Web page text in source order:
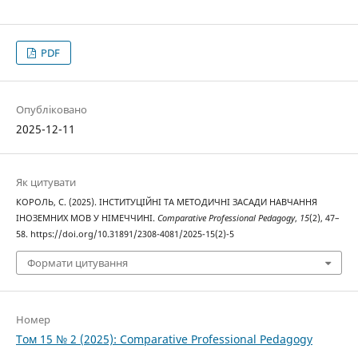
PDF
Опубліковано
2025-12-11
Як цитувати
КОРОЛЬ, С. (2025). ІНСТИТУЦІЙНІ ТА МЕТОДИЧНІ ЗАСАДИ НАВЧАННЯ
ІНОЗЕМНИХ МОВ У НІМЕЧЧИНІ. Comparative Professional Pedagogy, 15(2), 47–
58. https://doi.org/10.31891/2308-4081/2025-15(2)-5
Формати цитування
Номер
Том 15 № 2 (2025): Comparative Professional Pedagogy